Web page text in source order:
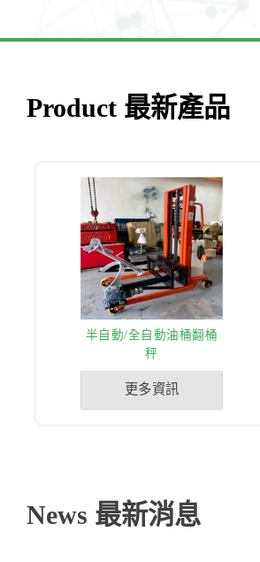
Product 最新產品
半自動/全自動油桶翻桶
秤
更多資訊
News 最新消息